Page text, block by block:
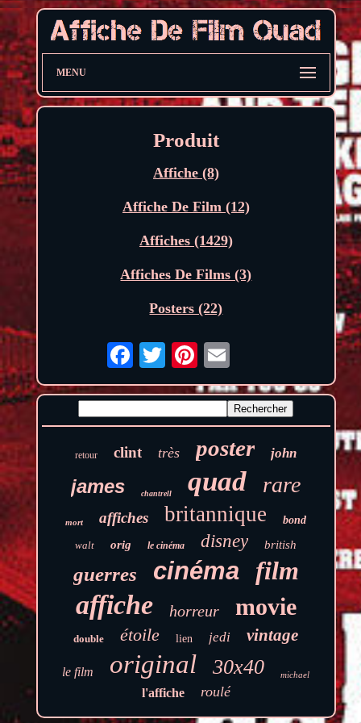
MENU
Produit
Affiche (8)
Affiche De Film (12)
Affiches (1429)
Affiches De Films (3)
Posters (22)
retour clint très poster john
james chantrell quad rare
mort affiches britannique bond
walt orig le cinéma disney british
guerres cinéma film
affiche horreur movie
double étoile lien jedi vintage
le film original 30x40 michael
l'affiche roulé